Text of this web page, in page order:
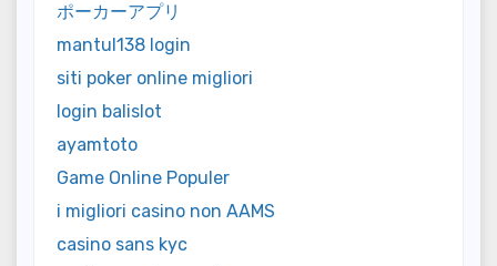
ポーカーアプリ
mantul138 login
siti poker online migliori
login balislot
ayamtoto
Game Online Populer
i migliori casino non AAMS
casino sans kyc